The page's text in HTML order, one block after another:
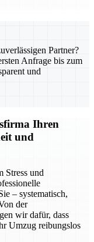
Partner?
Anfrage bis zum
und
Ihren
und
Stress und
– systematisch,
der
wir dafür, dass
Umzug reibungslos